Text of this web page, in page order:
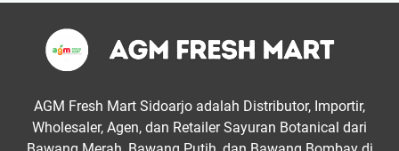
AGM Fresh Mart Sidoarjo adalah Distributor, Importir,
Wholesaler, Agen, dan Retailer Sayuran Botanical dari